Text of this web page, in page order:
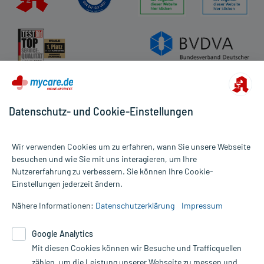
Alle Preise gelten inkl. MwSt., ggf. zzgl. Versandkosten
Informationen auf dieser Website werden ausschließlich für
die Untersuchung und Behandlung durch einen Arzt. Bitte
Therapien eingeleitet werden können. | Diese Webseite benutzt
Google Analytics. Lesen Sie bitte dazu die wichtigen Hinweise in
unserer Datenschutzerklärung. Für den Widerruf einer Bestellung
Datenschutz- und Cookie-Einstellungen
Wir verwenden Cookies um zu erfahren, wann Sie unsere Webseite
besuchen und wie Sie mit uns interagieren, um Ihre
Nutzererfahrung zu verbessern. Sie können Ihre Cookie-
Einstellungen jederzeit ändern.
Nähere Informationen: Datenschutzerklärung Impressum
Google Analytics
Mit diesen Cookies können wir Besuche und Trafficquellen
zählen, um die Leistung unserer Webseite zu messen und